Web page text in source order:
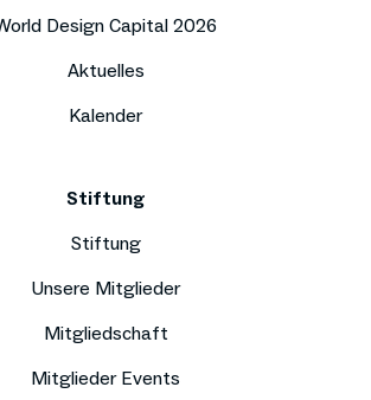
Design Capital 2026
Aktuelles
Kalender
Stiftung
Stiftung
Unsere Mitglieder
Mitgliedschaft
Mitglieder Events